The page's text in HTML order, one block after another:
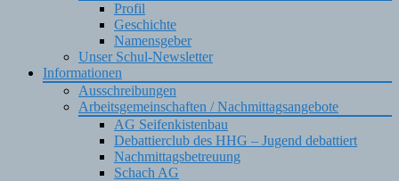
Profil
Geschichte
Namensgeber
Unser Schul-Newsletter
Informationen
Ausschreibungen
Arbeitsgemeinschaften / Nachmittagsangebote
AG Seifenkistenbau
Debattierclub des HHG – Jugend debattiert
Nachmittagsbetreuung
Schach AG